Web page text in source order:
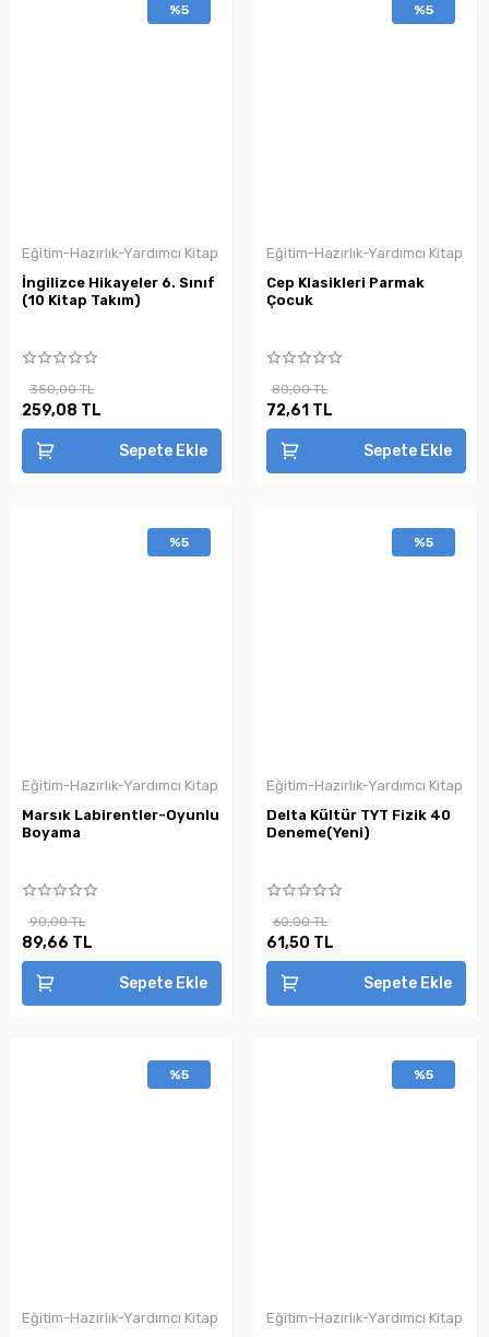
%5
Eğitim-Hazırlık-Yardımcı Kitap
İngilizce Hikayeler 6. Sınıf
(10 Kitap Takım)
350,00 TL
259,08 TL
Sepete Ekle
%5
Eğitim-Hazırlık-Yardımcı Kitap
Cep Klasikleri Parmak
Çocuk
80,00 TL
72,61 TL
Sepete Ekle
%5
Eğitim-Hazırlık-Yardımcı Kitap
Marsık Labirentler-Oyunlu
Boyama
90,00 TL
89,66 TL
Sepete Ekle
%5
Eğitim-Hazırlık-Yardımcı Kitap
Delta Kültür TYT Fizik 40
Deneme(Yeni)
60,00 TL
61,50 TL
Sepete Ekle
%5
Eğitim-Hazırlık-Yardımcı Kitap
%5
Eğitim-Hazırlık-Yardımcı Kitap